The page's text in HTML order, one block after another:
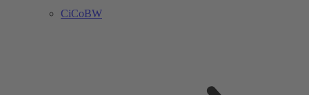
CiCoBW